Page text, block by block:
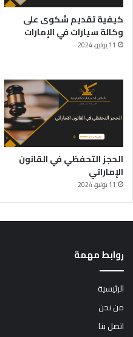
كيفية تقديم شكوى على
وكالة سيارات في الإمارات
11 يوليو، 2024
الحجز التحفظي في القانون
الإماراتي
11 يوليو، 2024
روابط مهمة
الرئيسية
من نحن
اتصل بنا